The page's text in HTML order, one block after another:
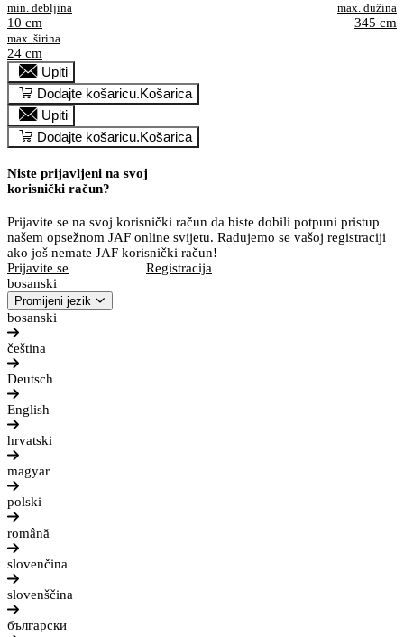
min. debljina
10 cm
max. dužina
345 cm
max. širina
24 cm
Upiti
Dodajte košaricu.Košarica
Upiti
Dodajte košaricu.Košarica
Niste prijavljeni na svoj
korisnički račun?
Prijavite se na svoj korisnički račun da biste dobili potpuni pristup
našem opsežnom JAF online svijetu. Radujemo se vašoj registraciji
ako još nemate JAF korisnički račun!
Prijavite se
Registracija
bosanski
Promijeni jezik
bosanski
čeština
Deutsch
English
hrvatski
magyar
polski
română
slovenčina
slovenščina
български